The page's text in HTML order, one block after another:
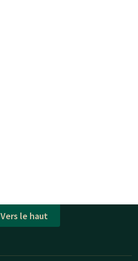
Vers le haut